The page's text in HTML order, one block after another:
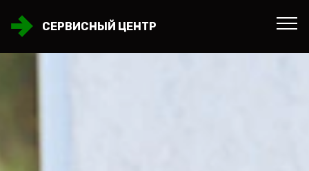
СЕРВИСНЫЙ ЦЕНТР